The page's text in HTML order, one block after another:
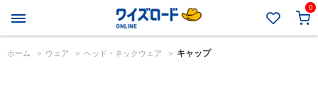
0
ホーム > ウェア > ヘッド・ネックウェア > キャップ